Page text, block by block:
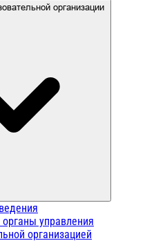
организации
органы управления
организацией